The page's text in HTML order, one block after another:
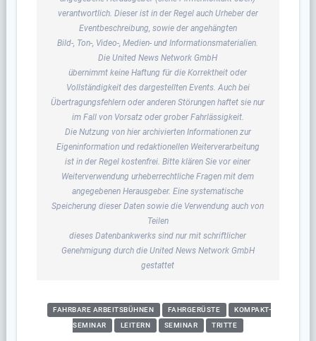
verantwortlich. Dieser ist in der Regel auch Urheber der
Eventbeschreibung, sowie der angehängten
Bild-, Ton-, Video-, Medien- und Informationsmaterialien.
Die United News Network GmbH
übernimmt keine Haftung für die Korrektheit oder
Vollständigkeit des dargestellten Events. Auch bei
Übertragungsfehlern oder anderen Störungen haftet sie nur
im Fall von Vorsatz oder grober Fahrlässigkeit.
Die Nutzung von hier archivierten Informationen zur
Eigeninformation und redaktionellen Weiterverarbeitung
ist in der Regel kostenfrei. Bitte klären Sie vor einer
Weiterverwendung urheberrechtliche Fragen mit dem
angegebenen Herausgeber. Eine systematische
Speicherung dieser Daten sowie die Verwendung auch von
Teilen
dieses Datenbankwerks sind nur mit schriftlicher
Genehmigung durch die United News Network GmbH
gestattet
FAHRBARE ARBEITSBÜHNEN FAHRGERÜSTE
KOMPAKT-
SEMINAR
LEITERN SEMINAR TRITTE